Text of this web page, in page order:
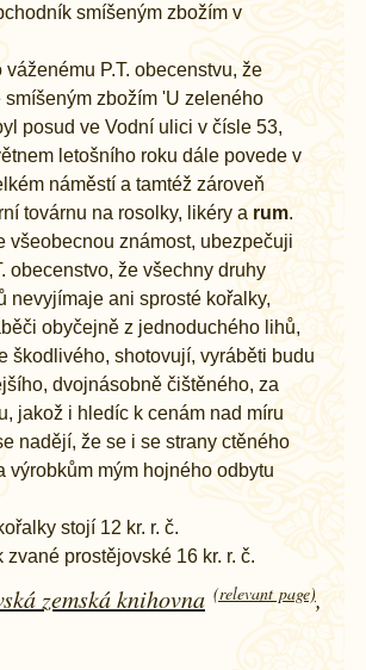
smíšeným zbožím v
P.T. obecenstvu, že
smíšeným zbožím 'U zeleného
posud ve Vodní ulici v čísle 53,
letošního roku dále povede v
náměstí a tamtéž zároveň
továrnu na rosolky, likéry a rum.
všeobecnou známost, ubezpečuji
obecenstvo, že všechny druhy
nevyjímaje ani sprosté kořalky,
obyčejně z jednoduchého lihů,
škodlivého, shotovují, vyráběti budu
dvojnásobně čištěného, za
jakož i hledíc k cenám nad míru
nadějí, že se i se strany ctěného
výrobkům mým hojného odbytu
stojí 12 kr. r. č.
prostějovské 16 kr. r. č.
zemská knihovna (relevant page),